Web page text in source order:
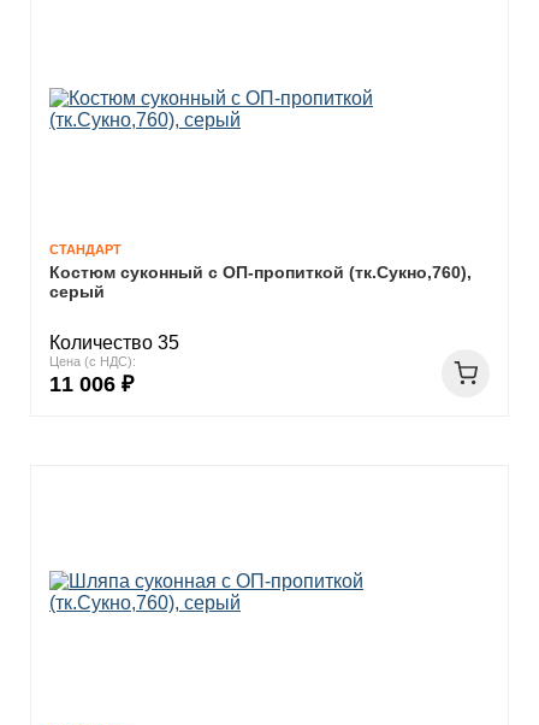
СТАНДАРТ
Костюм суконный с ОП-пропиткой (тк.Сукно,760),
серый
Количество 35
Цена (с НДС):
11 006 ₽